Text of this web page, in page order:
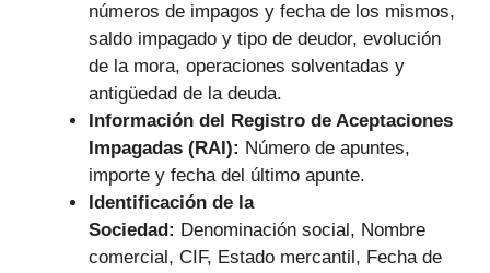
números de impagos y fecha de los mismos,
saldo impagado y tipo de deudor, evolución
de la mora, operaciones solventadas y
antigüedad de la deuda.
Información del Registro de Aceptaciones
Impagadas (RAI): Número de apuntes,
importe y fecha del último apunte.
Identificación de la
Sociedad: Denominación social, Nombre
comercial, CIF, Estado mercantil, Fecha de